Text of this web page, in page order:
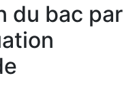
du bac par